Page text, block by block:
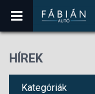
HÍREK
Kategóriák